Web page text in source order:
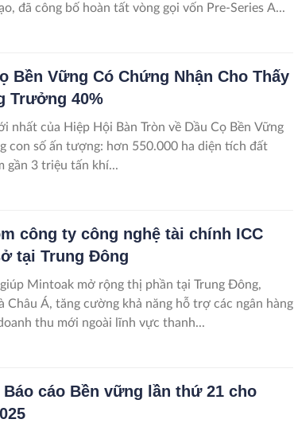
đã công bố hoàn tất vòng gọi vốn Pre-Series A...
Bền Vững Có Chứng Nhận Cho Thấy
Trưởng 40%
nhất của Hiệp Hội Bàn Tròn về Dầu Cọ Bền Vững
con số ấn tượng: hơn 550.000 ha diện tích đất
gần 3 triệu tấn khí...
công ty công nghệ tài chính ICC
tại Trung Đông
Mintoak mở rộng thị phần tại Trung Đông,
Châu Á, tăng cường khả năng hỗ trợ các ngân hàng
thu mới ngoài lĩnh vực thanh...
cáo Bền vững lần thứ 21 cho